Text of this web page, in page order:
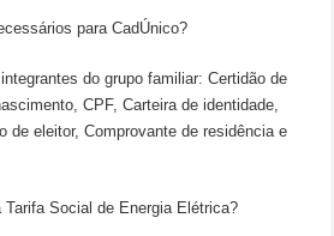
para CadÚnico?
do grupo familiar: Certidão de
CPF, Carteira de identidade,
de eleitor, Comprovante de residência e
Social de Energia Elétrica?